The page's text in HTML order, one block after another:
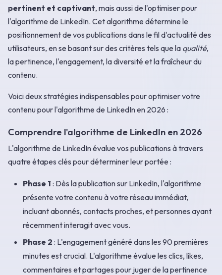
pertinent et captivant, mais aussi de l'optimiser pour
l'algorithme de LinkedIn. Cet algorithme détermine le
positionnement de vos publications dans le fil d'actualité des
utilisateurs, en se basant sur des critères tels que la qualité,
la pertinence, l'engagement, la diversité et la fraîcheur du
contenu.
Voici deux stratégies indispensables pour optimiser votre
contenu pour l'algorithme de LinkedIn en 2026 :
Comprendre l'algorithme de LinkedIn en 2026
L'algorithme de LinkedIn évalue vos publications à travers
quatre étapes clés pour déterminer leur portée :
Phase 1 : Dès la publication sur LinkedIn, l'algorithme
présente votre contenu à votre réseau immédiat,
incluant abonnés, contacts proches, et personnes ayant
récemment interagit avec vous.
Phase 2 : L'engagement généré dans les 90 premières
minutes est crucial. L'algorithme évalue les clics, likes,
commentaires et partages pour juger de la pertinence